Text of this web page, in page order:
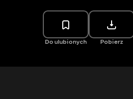
Do ulubionych Pobierz